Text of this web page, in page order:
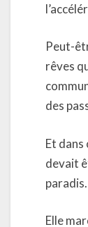
Peut-
rêves
des
Et dans
devait
paradis.
Elle